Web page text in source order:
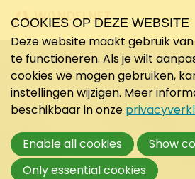
COOKIES OP DEZE WEBSITE
Deze website maakt gebruik
te functioneren. Als je wilt
cookies we mogen gebruiken,
instellingen wijzigen. Meer
beschikbaar in onze
Enable all cookies
Show
Only essential cookies